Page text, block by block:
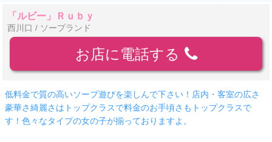
「ルビー」Ｒｕｂｙ
西川口 / ソープランド
お店に電話する
低料金で質の高いソープ遊びを楽しんで下さい！店内・客室の広さ
豪華さ綺麗さはトップクラスで料金のお手頃さもトップクラスで
す！色々なタイプの女の子が揃っておりますよ。